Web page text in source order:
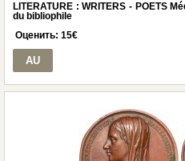
LITERATURE : WRITERS - POETS
du bibliophile
Оценить: 15€
AU